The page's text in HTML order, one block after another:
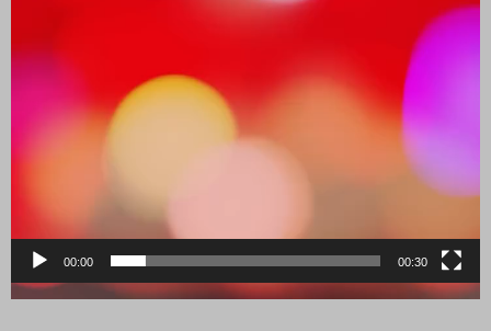
00:00 00:30